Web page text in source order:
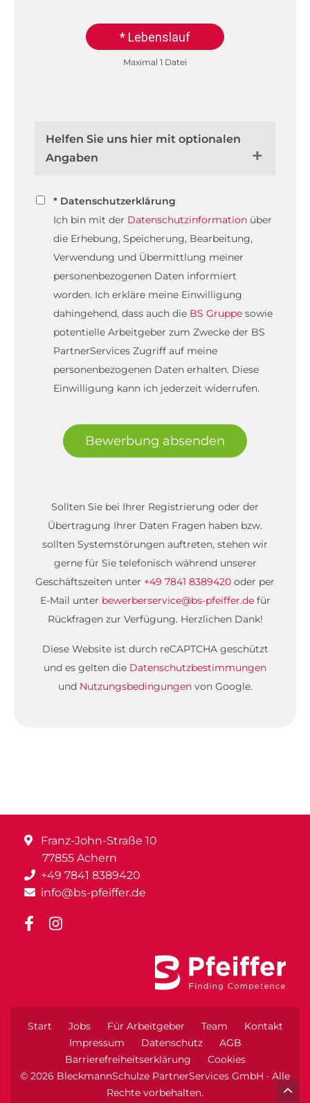
* Lebenslauf
Maximal 1 Datei
Helfen Sie uns hier mit optionalen
Angaben
* Datenschutzerklärung
Ich bin mit der Datenschutzinformation über
die Erhebung, Speicherung, Bearbeitung,
Verwendung und Übermittlung meiner
personenbezogenen Daten informiert
worden. Ich erkläre meine Einwilligung
dahingehend, dass auch die BS Gruppe sowie
potentielle Arbeitgeber zum Zwecke der BS
PartnerServices Zugriff auf meine
personenbezogenen Daten erhalten. Diese
Einwilligung kann ich jederzeit widerrufen.
Bewerbung absenden
Sollten Sie bei Ihrer Registrierung oder der
Übertragung Ihrer Daten Fragen haben bzw.
sollten Systemstörungen auftreten, stehen wir
gerne für Sie telefonisch während unserer
Geschäftszeiten unter +49 7841 8389420 oder per
E-Mail unter bewerberservice@bs-pfeiffer.defür
Rückfragen zur Verfügung. Herzlichen Dank!
Diese Website ist durch reCAPTCHA geschützt
und es gelten die Datenschutzbestimmungen
und Nutzungsbedingungenvon Google.
Franz-John-Straße 10
77855 Achern
+49 7841 8389420
info@bs-pfeiffer.de
Start Jobs Für Arbeitgeber Team
Kontakt
Impressum
Datenschutz
AGB
Barrierefreiheitserklärung
Cookies
© 2026 BleckmannSchulze PartnerServices GmbH · Alle
Rechte vorbehalten.